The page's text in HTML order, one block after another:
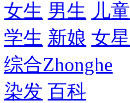
女生 男生 儿童
学生 新娘 女星
综合Zhonghe
染发 百科